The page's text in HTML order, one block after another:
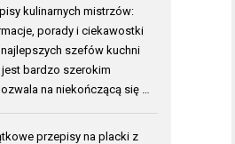
kulinarnych mistrzów:
porady i ciekawostki
szefów kuchni
bardzo szerokim
na niekończącą się …
przepisy na placki z